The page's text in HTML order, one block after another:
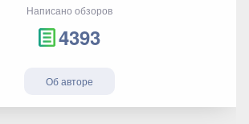
Написано обзоров
4393
Об авторе